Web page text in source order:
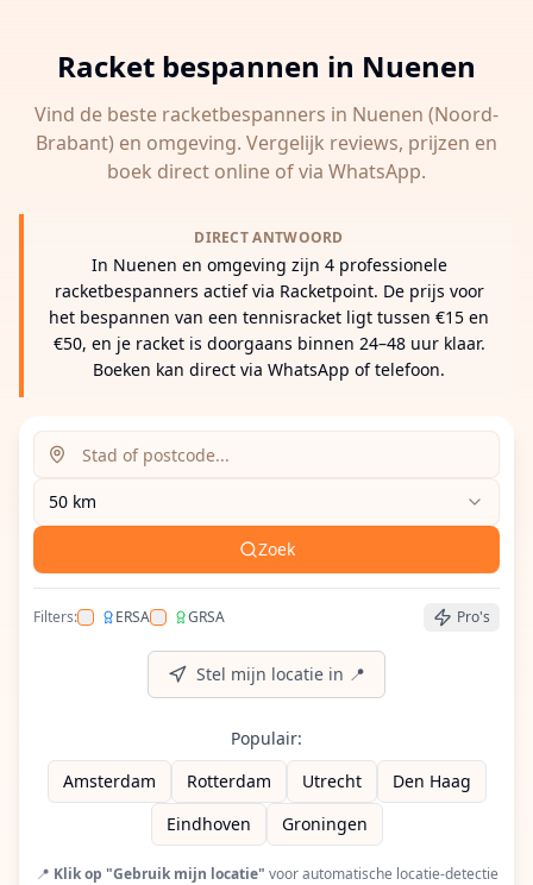
Racket bespannen in Nuenen
Vind de beste racketbespanners in Nuenen (Noord-
Brabant) en omgeving. Vergelijk reviews, prijzen en
boek direct online of via WhatsApp.
DIRECT ANTWOORD
In Nuenen en omgeving zijn 4 professionele
racketbespanners actief via Racketpoint. De prijs voor
het bespannen van een tennisracket ligt tussen €15 en
€50, en je racket is doorgaans binnen 24–48 uur klaar.
Boeken kan direct via WhatsApp of telefoon.
Zoeklocatie (stad of postcode)
Voer een stad, postcode of adres in om
50 km
Zoek
Filters: ERSA
Filter op ERSA (European Racquet Stringers
GRSA
Filter op GRSA (Global Racquet Pro's
Stel mijn locatie in 📍
Populair:
Amsterdam
Rotterdam Utrecht
Den Haag
Eindhoven
Groningen
📍 Klik op "Gebruik mijn locatie" voor automatische locatie-detectie